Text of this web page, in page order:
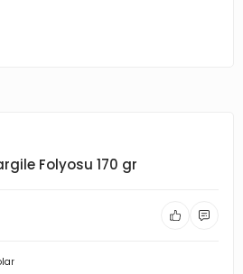
Folyosu 170 gr